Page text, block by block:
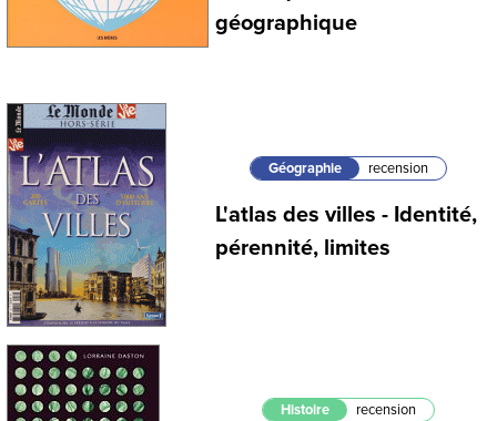
géographique
Géographie recension
L'atlas des villes - Identité,
pérennité, limites
Histoire recension